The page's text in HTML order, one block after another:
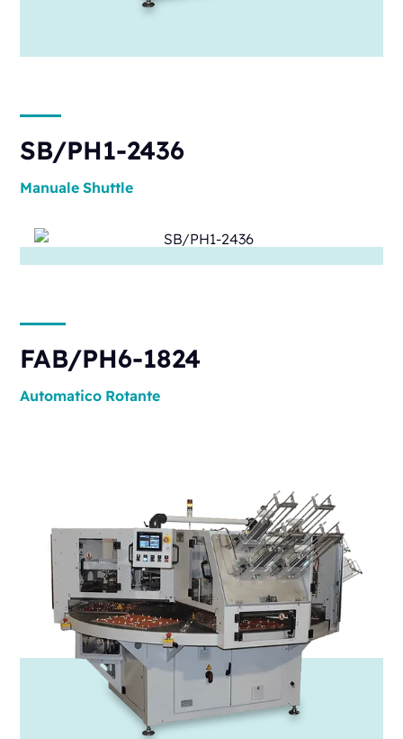
SB/PH1-2436
Manuale Shuttle
FAB/PH6-1824
Automatico Rotante